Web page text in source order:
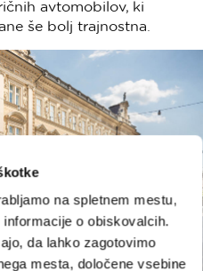
na spletnem mestu,
o obiskovalcih.
da lahko zagotovimo
mesta, določene vsebine
avtomobilov, ki
še bolj trajnostna.